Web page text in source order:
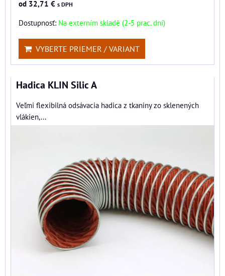
od 32,71 € s DPH
Dostupnosť: Na externím skladě (2-5 prac. dní)
VYBERTE PRIEMER / VARIANT
Hadica KLIN Silic A
Veľmi flexibilná odsávacia hadica z tkaniny zo sklenených
vlákien,...